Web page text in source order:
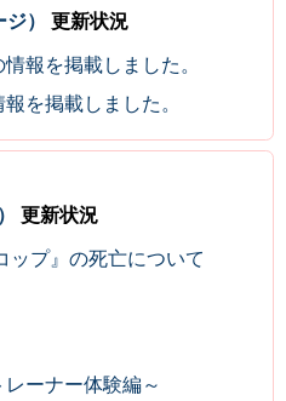
） 更新状況
報を掲載しました。
を掲載しました。
更新状況
プ』の死亡について
ーナー体験編～